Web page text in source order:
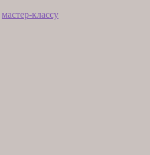
мастер-классу